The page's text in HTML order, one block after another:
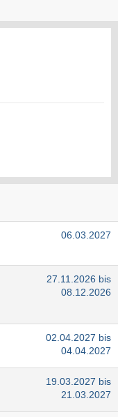
06.03.2027
27.11.2026 bis
08.12.2026
02.04.2027 bis
04.04.2027
19.03.2027 bis
21.03.2027